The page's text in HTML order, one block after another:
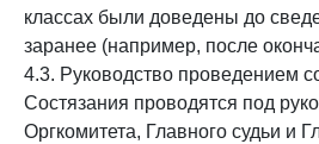
классах были доведены до
заранее (например, после
4.3. Руководство проведением
Состязания проводятся под
Оргкомитета, Главного судьи и